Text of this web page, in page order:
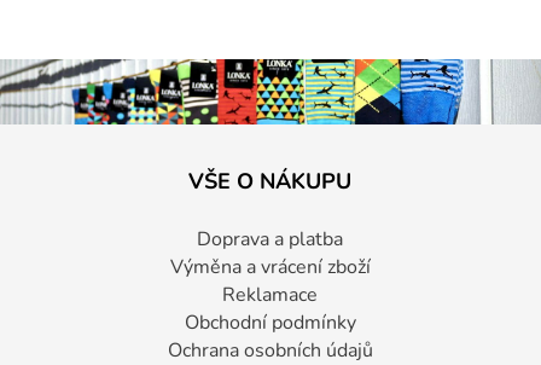
VŠE O NÁKUPU
Doprava a platba
Výměna a vrácení zboží
Reklamace
Obchodní podmínky
Ochrana osobních údajů